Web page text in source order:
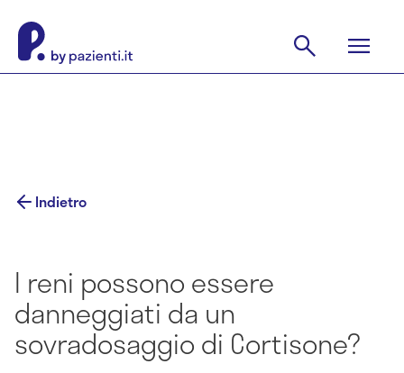
Indietro
I reni possono essere
danneggiati da un
sovradosaggio di Cortisone?